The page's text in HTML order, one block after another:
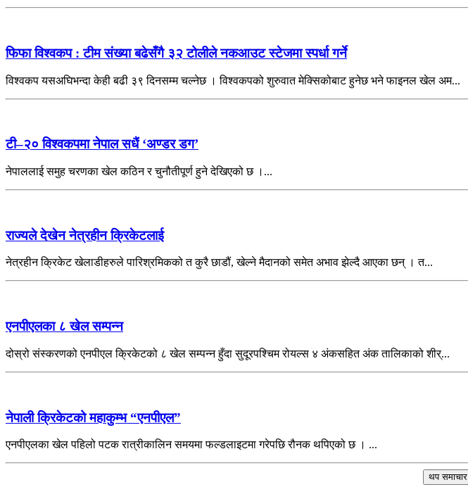
फिफा विश्वकप : टीम संख्या बढेसँगै ३२ टोलीले नकआउट स्टेजमा स्पर्धा गर्ने
विश्वकप यसअघिभन्दा केही बढी ३९ दिनसम्म चल्नेछ । विश्वकपको शुरुवात मेक्सिकोबाट हुनेछ भने फाइनल खेल अम...
टी–२० विश्वकपमा नेपाल सधैं ‘अण्डर डग’
नेपाललाई समुह चरणका खेल कठिन र चुनौतीपूर्ण हुने देखिएको छ ।...
राज्यले देखेन नेत्रहीन क्रिकेटलाई
नेत्रहीन क्रिकेट खेलाडीहरुले पारिश्रमिकको त कुरै छाडौं, खेल्ने मैदानको समेत अभाव झेल्दै आएका छन् । त...
एनपीएलका ८ खेल सम्पन्न
दोस्रो संस्करणको एनपीएल क्रिकेटको ८ खेल सम्पन्न हुँदा सुदूरपश्चिम रोयल्स ४ अंकसहित अंक तालिकाको शीर्...
नेपाली क्रिकेटको महाकुम्भ “एनपीएल”
एनपीएलका खेल पहिलो पटक रात्रीकालिन समयमा फल्डलाइटमा गरेपछि रौनक थपिएको छ । ...
थप समाचार